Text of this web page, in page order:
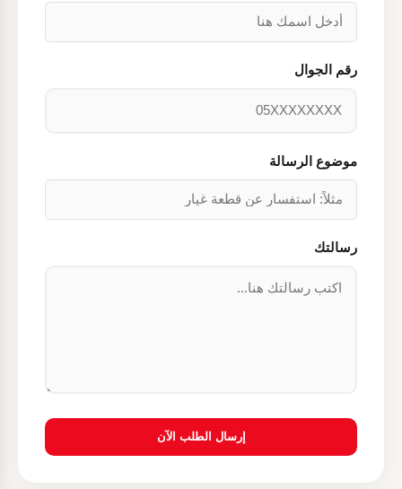
رقم الجوال
موضوع الرسالة
رسالتك
إرسال الطلب الآن